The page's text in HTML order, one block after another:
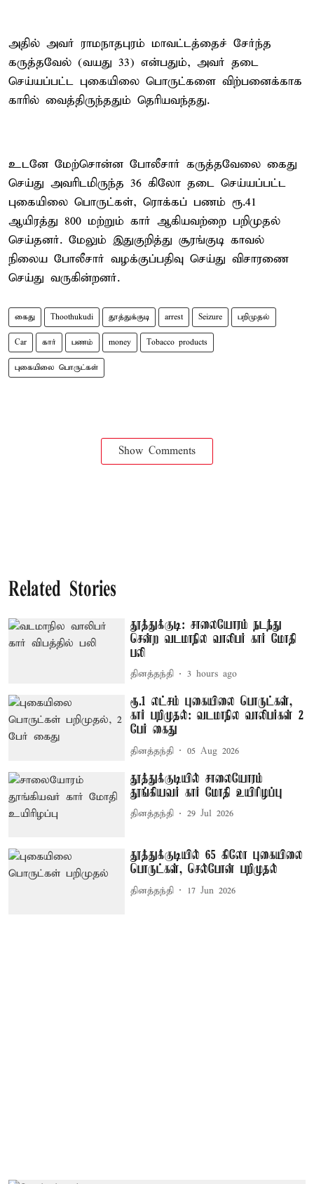
அதில் அவர் ராமநாதபுரம் மாவட்டத்தைச் சேர்ந்த
கருத்தவேல் (வயது 33) என்பதும், அவர் தடை
செய்யப்பட்ட புகையிலை பொருட்களை விற்பனைக்காக
காரில் வைத்திருந்ததும் தெரியவந்தது.
உடனே மேற்சொன்ன போலீசார் கருத்தவேலை கைது
செய்து அவரிடமிருந்த 36 கிலோ தடை செய்யப்பட்ட
புகையிலை பொருட்கள், ரொக்கப் பணம் ரூ.41
ஆயிரத்து 800 மற்றும் கார் ஆகியவற்றை பறிமுதல்
செய்தனர். மேலும் இதுகுறித்து சூரங்குடி காவல்
நிலைய போலீசார் வழக்குப்பதிவு செய்து விசாரணை
செய்து வருகின்றனர்.
கைது Thoothukudi தூத்துக்குடி arrest Seizure பறிமுதல்
Car கார் பணம் money Tobacco products
புகையிலை பொருட்கள்
Show Comments
Related Stories
தூத்துக்குடி: சாலையோரம் நடந்து
சென்ற வடமாநில வாலிபர் கார் மோதி
பலி
தினத்தந்தி 3 hours ago
ரூ.1 லட்சம் புகையிலை பொருட்கள்,
கார் பறிமுதல்: வடமாநில வாலிபர்கள் 2
பேர் கைது
தினத்தந்தி 05 Aug 2026
தூத்துக்குடியில் சாலையோரம்
தூங்கியவர் கார் மோதி உயிரிழப்பு
தினத்தந்தி 29 Jul 2026
தூத்துக்குடியில் 65 கிலோ புகையிலை
பொருட்கள், செல்போன் பறிமுதல்
தினத்தந்தி 17 Jun 2026